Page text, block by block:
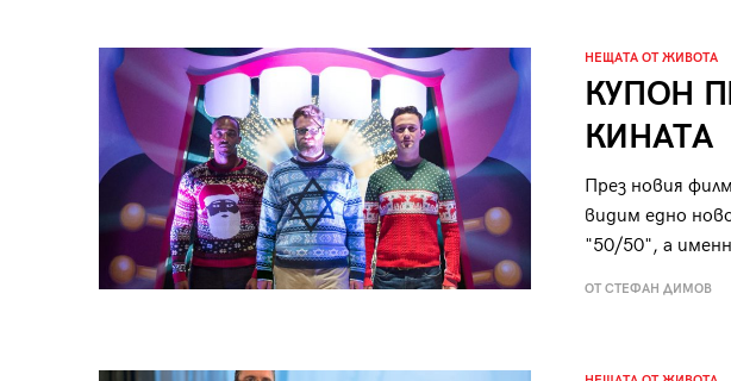
НЕЩАТА ОТ ЖИВОТА
КУПОН
КИНАТА
През новия
видим едно
"50/50", а
ОТ СТЕФАН ДИМОВ